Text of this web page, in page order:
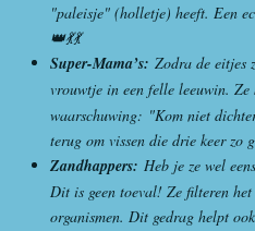
"paleisje" (holletje) heeft. Een
👑💃💃
Super-Mama’s: Zodra de eitjes
vrouwtje in een felle leeuwin. Ze
waarschuwing: "Kom niet
terug om vissen die drie keer
Zandhappers: Heb je ze wel
Dit is geen toeval! Ze filteren
organismen. Dit gedrag helpt